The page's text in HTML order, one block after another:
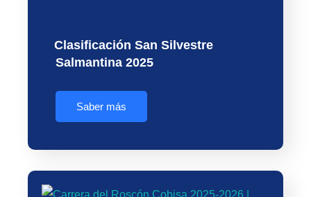
Clasificación San Silvestre
Salmantina 2025
Saber más